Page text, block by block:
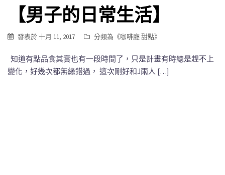
【男子的日常生活】
發表於十月 11, 2017 分類為《咖啡廳 甜點》
知道有點品食其實也有一段時間了，只是計畫有時總是趕不上
變化，好幾次都無緣錯過， 這次剛好和J兩人 […]